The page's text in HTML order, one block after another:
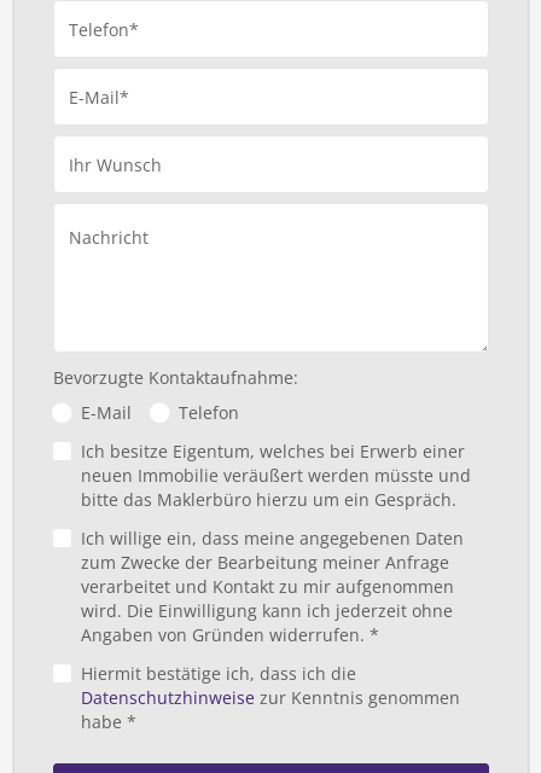
Telefon*
E-Mail*
Ihr Wunsch
Nachricht
Bevorzugte Kontaktaufnahme:
E-Mail
Telefon
Ich besitze Eigentum, welches bei Erwerb einer
neuen Immobilie veräußert werden müsste und
bitte das Maklerbüro hierzu um ein Gespräch.
Ich willige ein, dass meine angegebenen Daten
zum Zwecke der Bearbeitung meiner Anfrage
verarbeitet und Kontakt zu mir aufgenommen
wird. Die Einwilligung kann ich jederzeit ohne
Angaben von Gründen widerrufen. *
Hiermit bestätige ich, dass ich die
Datenschutzhinweisezur Kenntnis genommen
habe *